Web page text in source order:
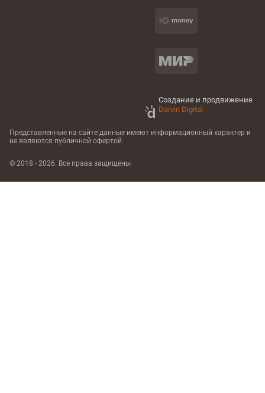
Создание и продвижение
Darvin Digital
Представленные на сайте данные имеют информационный характер и
не являются публичной офертой.
© 2018 - 2026. Все права защищены